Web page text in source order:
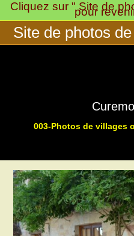
Skip
to
content
Cliquez sur " Site de
pour
Site de photos
003-Photos de villages